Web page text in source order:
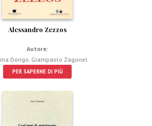
Alessandro Zezzos
Autore:
Dorigo, Giampaolo Zagonel
PER SAPERNE DI PIÙ